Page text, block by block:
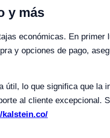
y más
económicas. En primer
y opciones de pago,
útil, lo que significa que la
al cliente excepcional.